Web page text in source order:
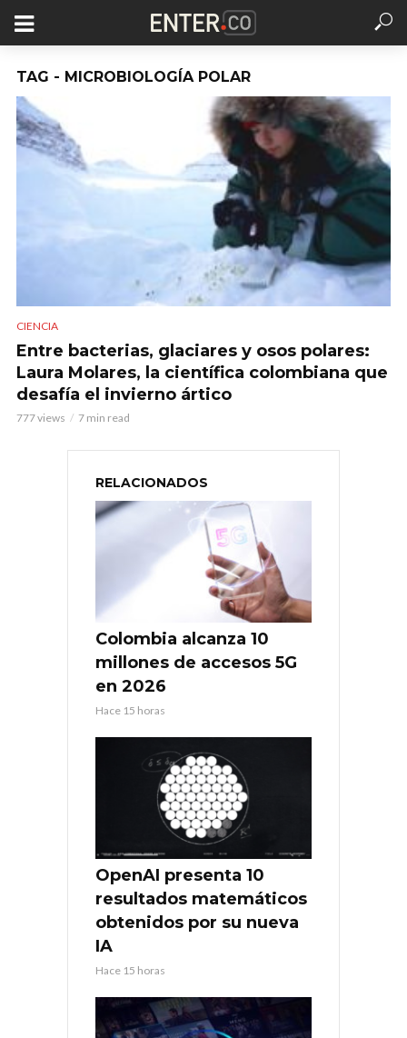
TAG - MICROBIOLOGÍA POLAR
CIENCIA
Entre bacterias, glaciares y osos polares:
Laura Molares, la científica colombiana que
desafía el invierno ártico
777 views 7 min read
RELACIONADOS
Colombia alcanza 10
millones de accesos 5G
en 2026
Hace 15 horas
OpenAI presenta 10
resultados matemáticos
obtenidos por su nueva
IA
Hace 15 horas